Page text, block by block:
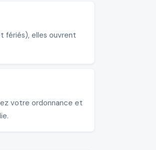
fériés), elles ouvrent
votre ordonnance et